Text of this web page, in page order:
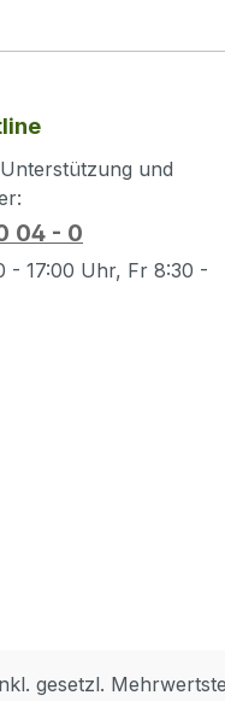
und
04 - 0
- 17:00 Uhr, Fr 8:30 -
gesetzl.